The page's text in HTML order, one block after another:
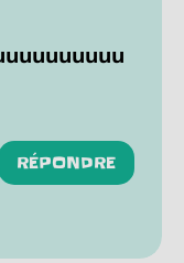
RÉPONDRE